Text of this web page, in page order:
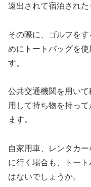
遠出されて宿泊された
その際に、ゴルフを
めにトートバッグを
す。
公共交通機関を用い
用して持ち物を持っ
ます。
自家用車、レンタカ
に行く場合も、トー
はないでしょうか。